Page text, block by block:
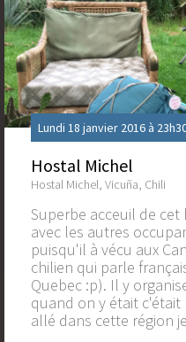
Lundi 18 janvier 2016 à
Hostal Michel
Hostal Michel, Vicuña, Chili
Superbe acceuil de
avec les autres
puisqu'il à vécu aux
chilien qui parle
Quebec :p). Il y
quand on y était c'était
allé dans cette région